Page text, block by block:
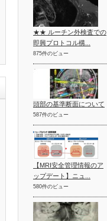
★★ ルーチン外検査での
即興プロトコル構...
875件のビュー
頭部の基準断面について
587件のビュー
【MRI安全管理情報のア
ップデート】ニュ...
580件のビュー